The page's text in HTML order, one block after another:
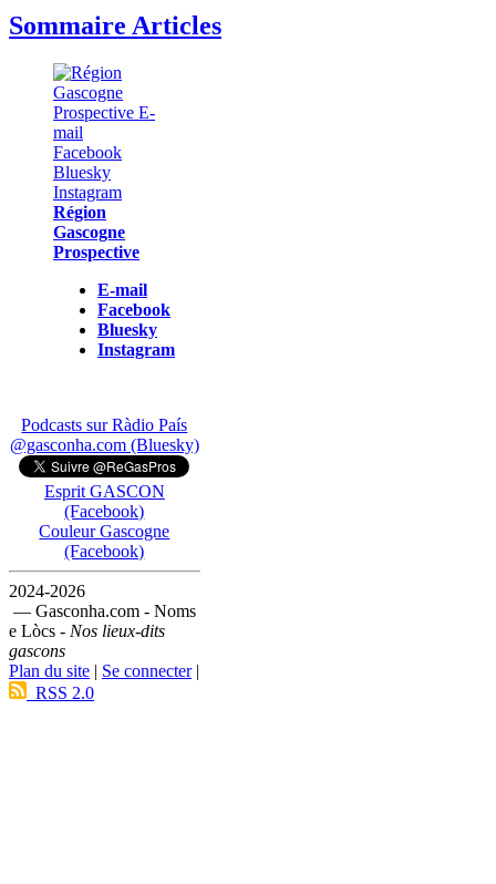
Sommaire Articles
Région
Gascogne
Prospective
E-mail
Facebook
Bluesky
Instagram
Podcasts sur Ràdio País
@gasconha.com (Bluesky)
Esprit GASCON
(Facebook)
Couleur Gascogne
(Facebook)
2024-2026
— Gasconha.com - Noms
e Lòcs - Nos lieux-dits
gascons
Plan du site | Se connecter|
RSS 2.0